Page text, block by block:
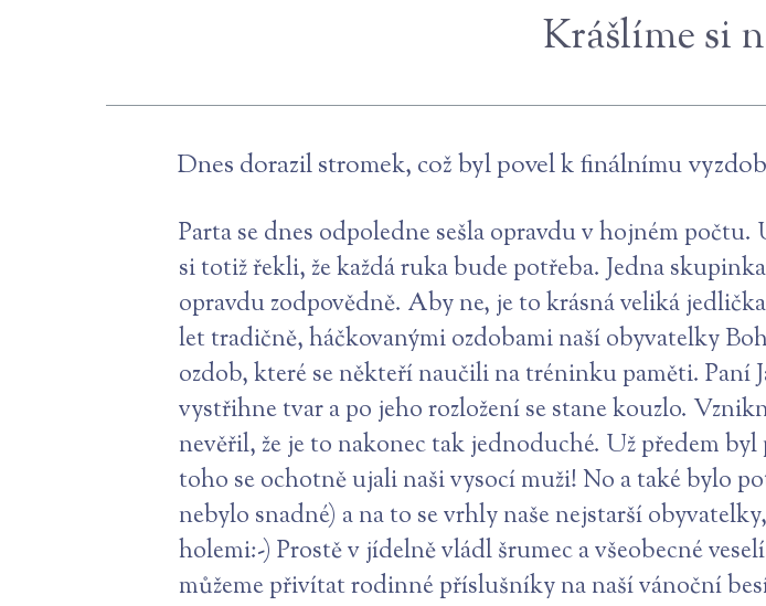
Krášlíme si
Dnes dorazil stromek, což byl povel k finálnímu
Parta se dnes odpoledne sešla opravdu v hojném
si totiž řekli, že každá ruka bude potřeba. Jedna
opravdu zodpovědně. Aby ne, je to krásná veliká
let tradičně, háčkovanými ozdobami naší obyvatelky
ozdob, které se někteří naučili na tréninku paměti. Paní
vystřihne tvar a po jeho rozložení se stane kouzlo.
nevěřil, že je to nakonec tak jednoduché. Už předem
toho se ochotně ujali naši vysocí muži! No a také bylo
nebylo snadné) a na to se vrhly naše nejstarší
holemi:-) Prostě v jídelně vládl šrumec a všeobecné
můžeme přivítat rodinné příslušníky na naší vánoční